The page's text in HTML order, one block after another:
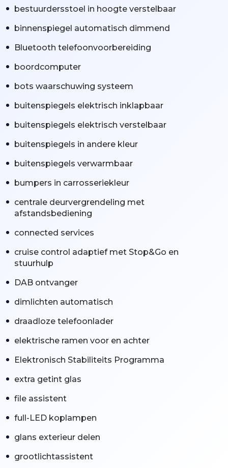
bestuurdersstoel in hoogte verstelbaar
binnenspiegel automatisch dimmend
Bluetooth telefoonvoorbereiding
boordcomputer
bots waarschuwing systeem
buitenspiegels elektrisch inklapbaar
buitenspiegels elektrisch verstelbaar
buitenspiegels in andere kleur
buitenspiegels verwarmbaar
bumpers in carrosseriekleur
centrale deurvergrendeling met
afstandsbediening
connected services
cruise control adaptief met Stop&Go en
stuurhulp
DAB ontvanger
dimlichten automatisch
draadloze telefoonlader
elektrische ramen voor en achter
Elektronisch Stabiliteits Programma
extra getint glas
file assistent
full-LED koplampen
glans exterieur delen
grootlichtassistent